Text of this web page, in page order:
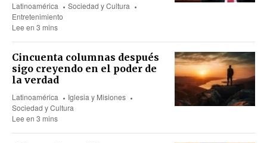
Latinoamérica
Sociedad y Cultura
Entretenimiento
Lee en 3 mins
Cincuenta columnas después
sigo creyendo en el poder de
la verdad
Latinoamérica
Iglesia y Misiones
Sociedad y Cultura
Lee en 3 mins